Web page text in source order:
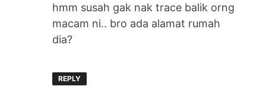
hmm susah gak nak trace balik orng
macam ni.. bro ada alamat rumah
dia?
REPLY